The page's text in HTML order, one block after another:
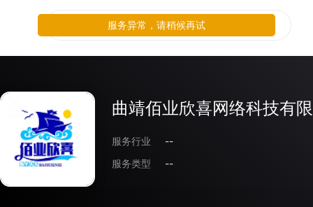
曲靖佰业欣喜网络科技有
服务行业
--
服务类型
--
服务异常，请稍候再试